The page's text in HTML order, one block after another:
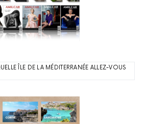
ÎLE DE LA MÉDITERRANÉE ALLEZ-VOUS